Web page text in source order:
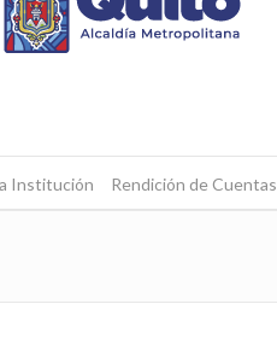
Institución Rendición de Cuentas